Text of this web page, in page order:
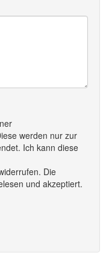
werden nur zur
Ich kann diese
Die
und akzeptiert.